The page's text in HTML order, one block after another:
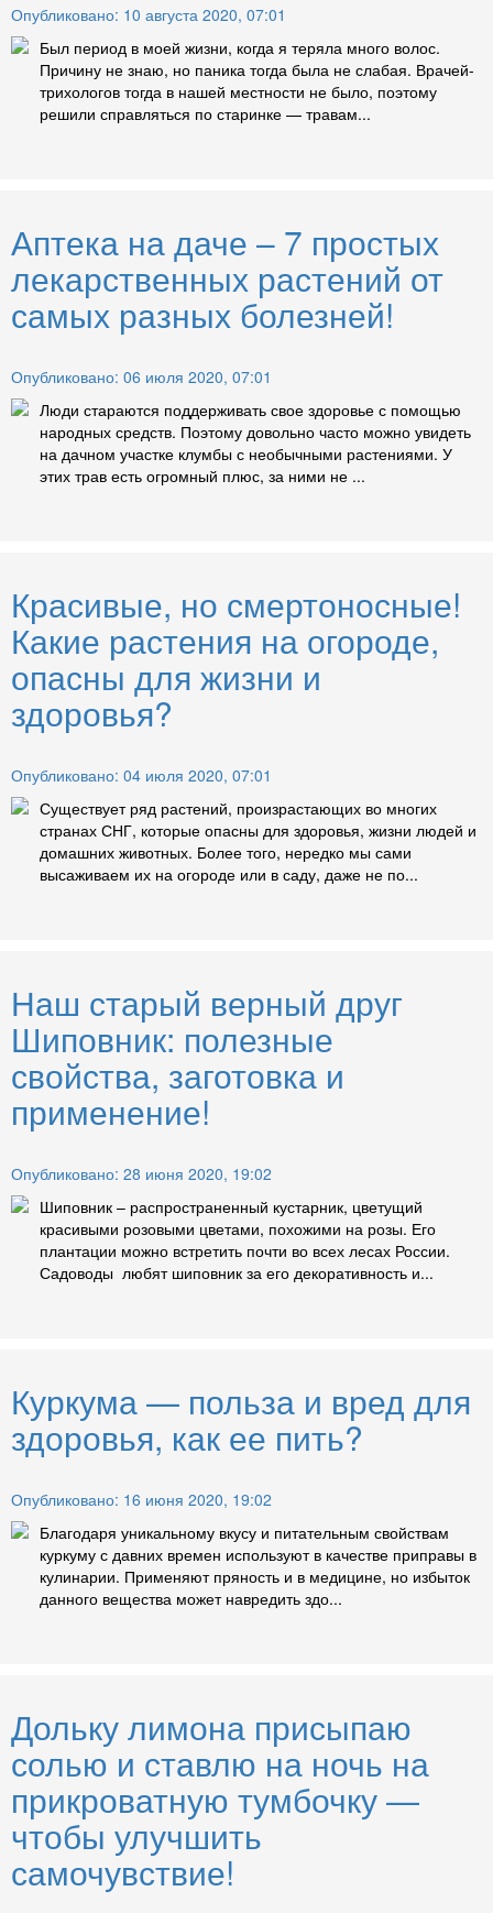
Опубликовано: 10 августа 2020, 07:01
Был период в моей жизни, когда я теряла много волос.
Причину не знаю, но паника тогда была не слабая. Врачей-
трихологов тогда в нашей местности не было, поэтому
решили справляться по старинке — травам...
Аптека на даче – 7 простых
лекарственных растений от
самых разных болезней!
Опубликовано: 06 июля 2020, 07:01
Люди стараются поддерживать свое здоровье с помощью
народных средств. Поэтому довольно часто можно увидеть
на дачном участке клумбы с необычными растениями. У
этих трав есть огромный плюс, за ними не ...
Красивые, но смертоносные!
Какие растения на огороде,
опасны для жизни и
здоровья?
Опубликовано: 04 июля 2020, 07:01
Существует ряд растений, произрастающих во многих
странах СНГ, которые опасны для здоровья, жизни людей и
домашних животных. Более того, нередко мы сами
высаживаем их на огороде или в саду, даже не по...
Наш старый верный друг
Шиповник: полезные
свойства, заготовка и
применение!
Опубликовано: 28 июня 2020, 19:02
Шиповник – распространенный кустарник, цветущий
красивыми розовыми цветами, похожими на розы. Его
плантации можно встретить почти во всех лесах России.
Садоводы любят шиповник за его декоративность и...
Куркума — польза и вред для
здоровья, как ее пить?
Опубликовано: 16 июня 2020, 19:02
Благодаря уникальному вкусу и питательным свойствам
куркуму с давних времен используют в качестве приправы в
кулинарии. Применяют пряность и в медицине, но избыток
данного вещества может навредить здо...
Дольку лимона присыпаю
солью и ставлю на ночь на
прикроватную тумбочку —
чтобы улучшить
самочувствие!